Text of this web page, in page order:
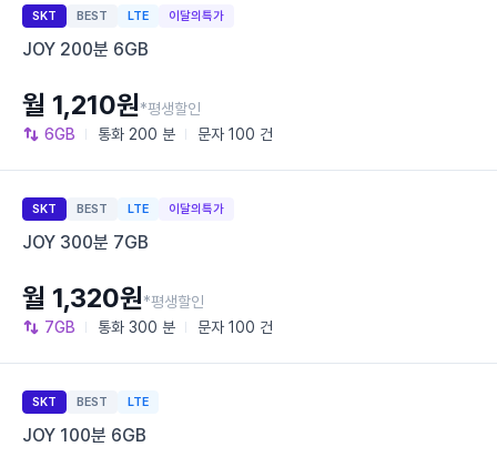
SKT BEST LTE 이달의특가
JOY 200분 6GB
6GB 통화 200 분 문자 100 건
월 1,210원*평생할인
SKT BEST LTE 이달의특가
JOY 300분 7GB
7GB 통화 300 분 문자 100 건
월 1,320원*평생할인
SKT BEST LTE
JOY 100분 6GB